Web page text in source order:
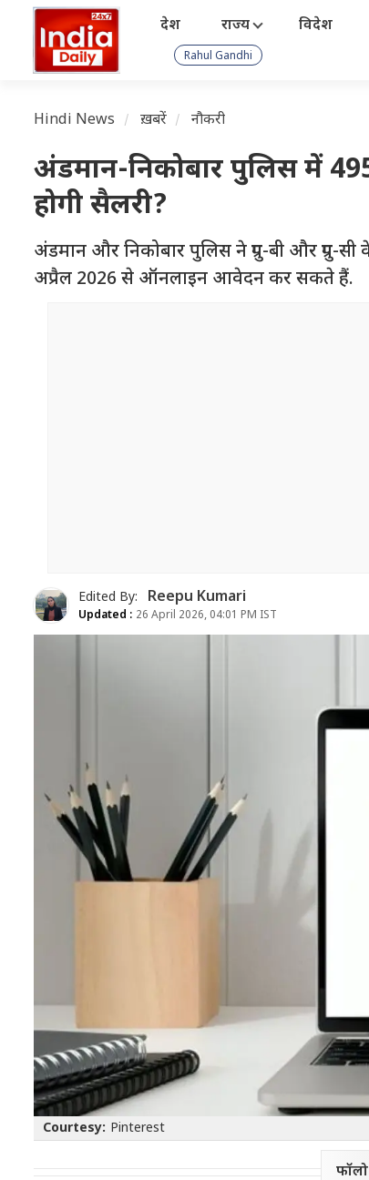
देश राज्य विदेश
Rahul Gandhi
Hindi News ख़बरें नौकरी
अंडमान-निकोबार पुलिस में
होगी सैलरी?
अंडमान और निकोबार पुलिस ने ग्रुप-बी और ग्रुप-
अप्रैल 2026 से ऑनलाइन आवेदन कर सकते हैं.
Edited By: Reepu Kumari
Updated : 26 April 2026, 04:01 PM IST
Courtesy: Pinterest